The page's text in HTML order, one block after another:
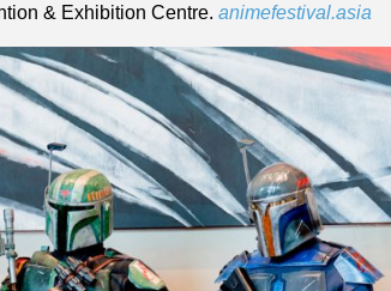
& Exhibition Centre. animefestival.asia